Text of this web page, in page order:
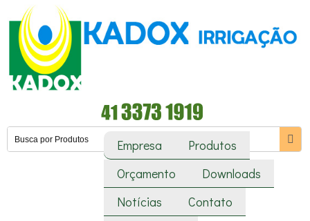
Empresa
Produtos
Orçamento
Downloads
Notícias
Contato